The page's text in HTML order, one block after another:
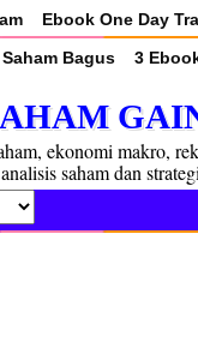
Ebook One Day
Bagus
3
AHAM
ekonomi makro,
saham dan